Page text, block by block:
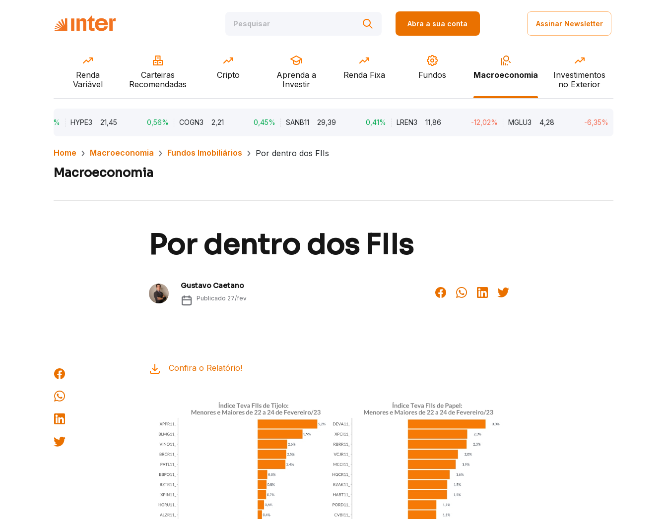
Abra a sua conta Assinar Newsletter
Renda
Variável
Carteiras
Recomendadas
Cripto
Aprenda a
Investir
Renda Fixa Fundos Macroeconomia
Investimentos
no Exterior
HYPE3 21,45 0,56% COGN3 2,21 0,45% SANB11 29,39 0,41% LREN3 11,86 -12,02% MGLU3 4,28 -6,35% PSSA3
Home Macroeconomia Fundos Imobiliários Por dentro dos FIIs
Macroeconomia
Por dentro dos FIIs
Gustavo Caetano
Publicado 27/fev
Confira o Relatório!